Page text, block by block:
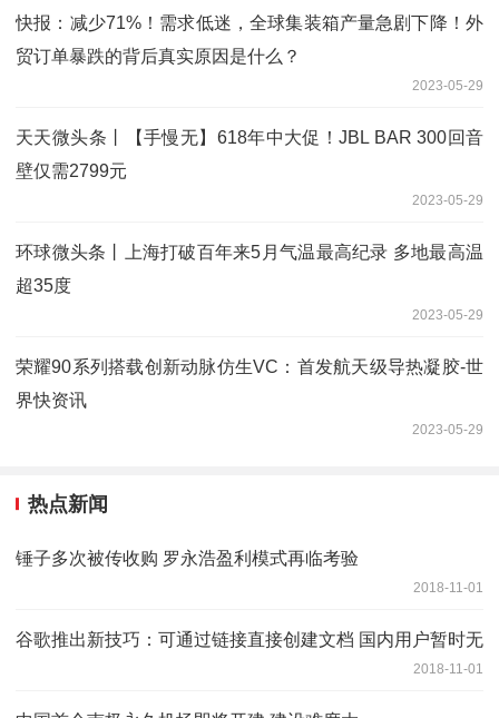
快报：减少71%！需求低迷，全球集装箱产量急剧下降！外
贸订单暴跌的背后真实原因是什么？
2023-05-29
天天微头条丨【手慢无】618年中大促！JBL BAR 300回音
壁仅需2799元
2023-05-29
环球微头条丨上海打破百年来5月气温最高纪录 多地最高温
超35度
2023-05-29
荣耀90系列搭载创新动脉仿生VC：首发航天级导热凝胶-世
界快资讯
2023-05-29
热点新闻
锤子多次被传收购 罗永浩盈利模式再临考验
2018-11-01
谷歌推出新技巧：可通过链接直接创建文档 国内用户暂时无
2018-11-01